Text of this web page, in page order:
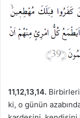
11,12,13,14.
ki, o günün